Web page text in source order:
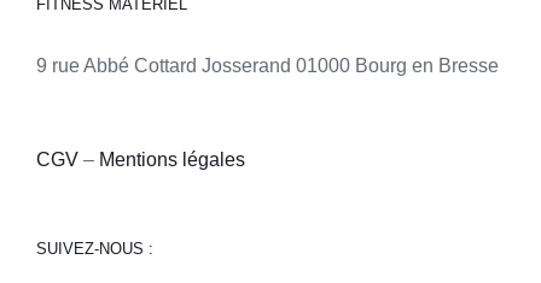
FITNESS MATERIEL
9 rue Abbé Cottard Josserand 01000 Bourg en Bresse
CGV – Mentions légales
SUIVEZ-NOUS :